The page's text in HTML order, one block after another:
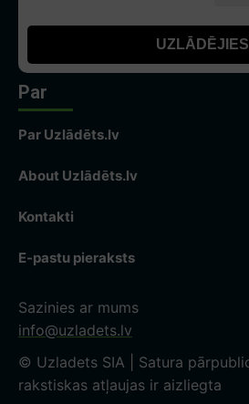
Par
Par Uzlādēts.lv
About Uzlādēts.lv
Kontakti
E-pastu pieraksts
Sazinies ar mums
info@uzladets.lv
© Uzladets SIA | Satura
rakstiskas atļaujas ir aizliegta